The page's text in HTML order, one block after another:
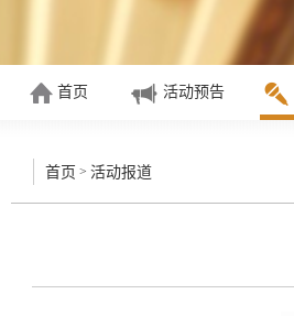
首页 活动预告
首页 > 活动报道